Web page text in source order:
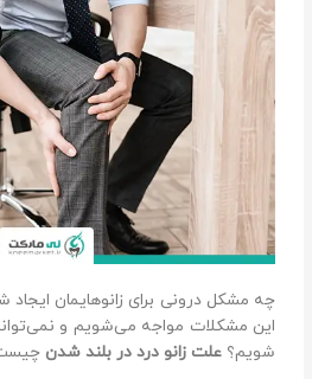
چه مشکل درونی برای زانو‌هایمان
این مشکلات مواجه می‌شویم و
شویم؟علت زانو درد در بلند شدن